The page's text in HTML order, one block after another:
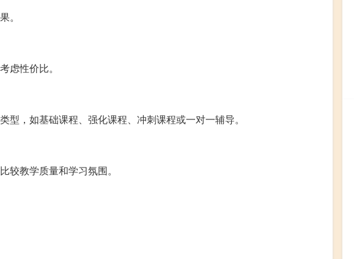
。
虑性价比。
，如基础课程、强化课程、冲刺课程或一对一辅导。
较教学质量和学习氛围。